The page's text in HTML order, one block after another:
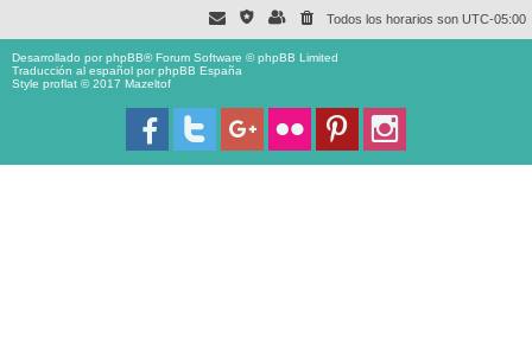
Todos los horarios son UTC-05:00
Desarrollado porphpBB® Forum Software © phpBB Limited
Traducción al español porphpBB España
Style proflat © 2017 Mazeltof